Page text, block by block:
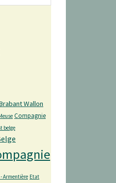
Wallon
Compagnie
belge
Armentière Etat